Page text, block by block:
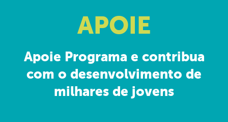
APOIE
Apoie Programa e contribua
com o desenvolvimento de
milhares de jovens